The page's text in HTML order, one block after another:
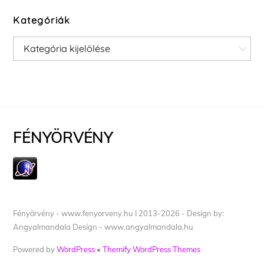
Kategóriák
Kategóriák
FÉNYÖRVÉNY
Fényörvény - www.fenyorveny.hu I 2013-2026 - Design by:
Angyalmandala Design - www.angyalmandala.hu
Powered byWordPress •Themify WordPress Themes